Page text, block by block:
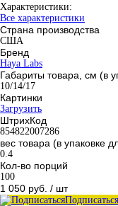
Характеристики:
Все характеристики
Страна производства
США
Бренд
Haya Labs
Габариты товара, см (в
10/14/17
Картинки
Загрузить
ШтрихКод
854822007286
вес товара (в упаковке
0.4
Кол-во порций
100
1 050 руб. / шт
Подписаться